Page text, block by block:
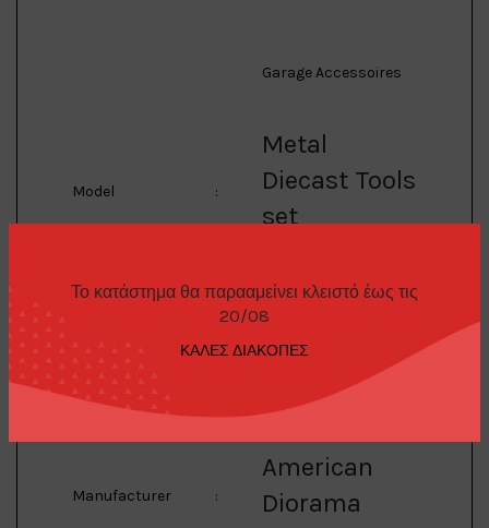
Το κατάστημα θα παρααμείνει κλειστό έως τις
20/08
ΚΑΛΕΣ ΔΙΑΚΟΠΕΣ
Garage Accessoires
Model :
Metal
Diecast Tools
set
:
1/64 Metal Diecast
Manufacturer :
American
Diorama